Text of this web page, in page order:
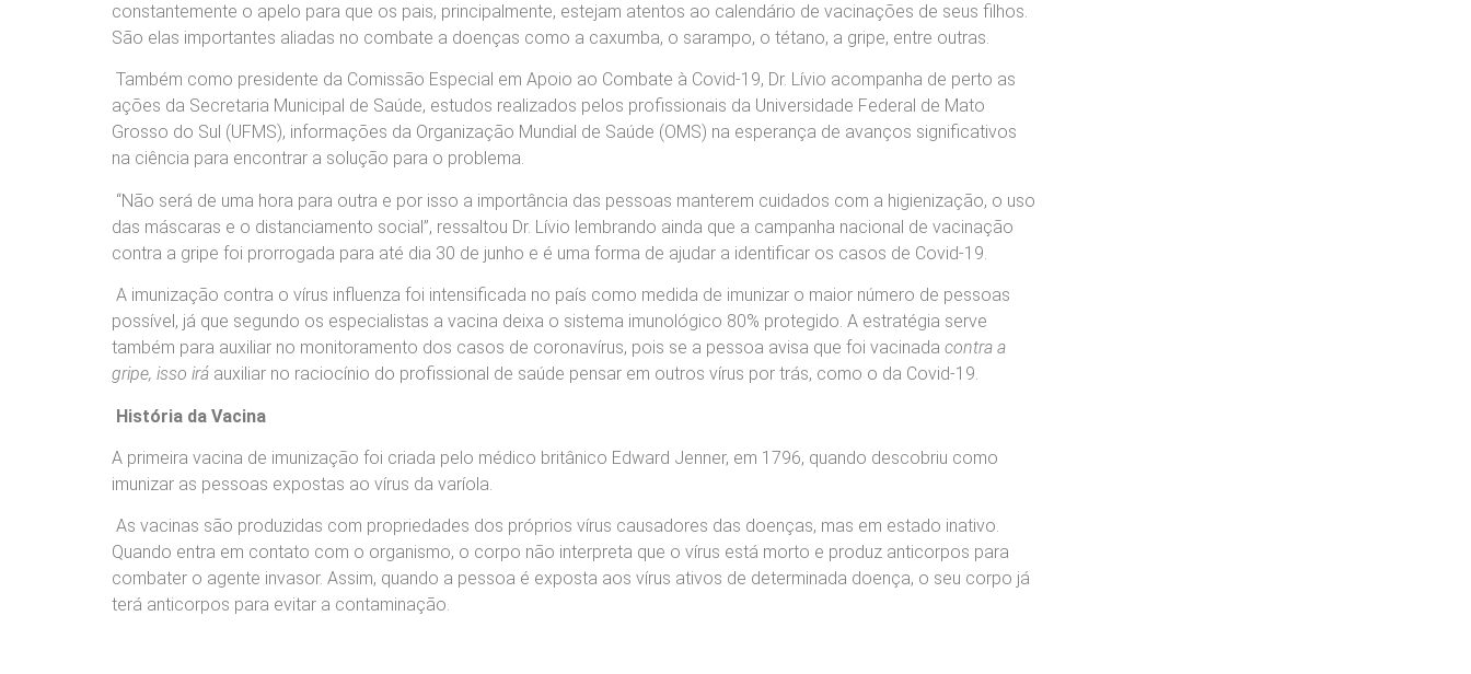
constantemente o apelo para que os pais, principalmente, estejam atentos ao calendário de vacinações de seus filhos.
São elas importantes aliadas no combate a doenças como a caxumba, o sarampo, o tétano, a gripe, entre outras.
Também como presidente da Comissão Especial em Apoio ao Combate à Covid-19, Dr. Lívio acompanha de perto as
ações da Secretaria Municipal de Saúde, estudos realizados pelos profissionais da Universidade Federal de Mato
Grosso do Sul (UFMS), informações da Organização Mundial de Saúde (OMS) na esperança de avanços significativos
na ciência para encontrar a solução para o problema.
“Não será de uma hora para outra e por isso a importância das pessoas manterem cuidados com a higienização, o uso
das máscaras e o distanciamento social”, ressaltou Dr. Lívio lembrando ainda que a campanha nacional de vacinação
contra a gripe foi prorrogada para até dia 30 de junho e é uma forma de ajudar a identificar os casos de Covid-19.
A imunização contra o vírus influenza foi intensificada no país como medida de imunizar o maior número de pessoas
possível, já que segundo os especialistas a vacina deixa o sistema imunológico 80% protegido. A estratégia serve
também para auxiliar no monitoramento dos casos de coronavírus, pois se a pessoa avisa que foi vacinada contra a
gripe, isso irá auxiliar no raciocínio do profissional de saúde pensar em outros vírus por trás, como o da Covid-19.
História da Vacina
A primeira vacina de imunização foi criada pelo médico britânico Edward Jenner, em 1796, quando descobriu como
imunizar as pessoas expostas ao vírus da varíola.
As vacinas são produzidas com propriedades dos próprios vírus causadores das doenças, mas em estado inativo.
Quando entra em contato com o organismo, o corpo não interpreta que o vírus está morto e produz anticorpos para
combater o agente invasor. Assim, quando a pessoa é exposta aos vírus ativos de determinada doença, o seu corpo já
terá anticorpos para evitar a contaminação.